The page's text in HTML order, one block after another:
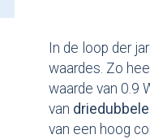
In de loop der
waardes. Zo
waarde van 0.9
van
van een hoog